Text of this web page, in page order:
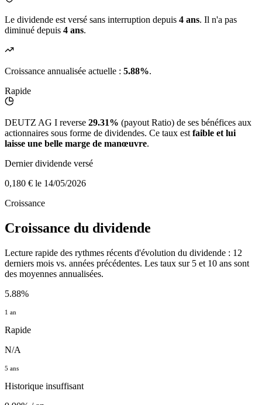
Le dividende est versé sans interruption depuis 4 ans. Il n'a pas
diminué depuis 4 ans.
Croissance annualisée actuelle : 5.88%.
Rapide
DEUTZ AG I reverse 29.31% (payout Ratio) de ses bénéfices aux
actionnaires sous forme de dividendes. Ce taux est faible et lui
laisse une belle marge de manœuvre.
Dernier dividende versé
0,180 € le 14/05/2026
Croissance
Croissance du dividende
Lecture rapide des rythmes récents d'évolution du dividende : 12
derniers mois vs. années précédentes. Les taux sur 5 et 10 ans sont
des moyennes annualisées.
5.88%
1 an
Rapide
N/A
5 ans
Historique insuffisant